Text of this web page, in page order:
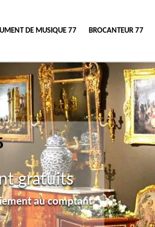
DE MUSIQUE 77 BROCANTEUR 77
gratuits
au comptant